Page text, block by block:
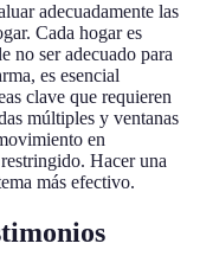
adecuadamente las
Cada hogar es
no ser adecuado para
es esencial
clave que requieren
múltiples y ventanas
en
Hacer una
más efectivo.